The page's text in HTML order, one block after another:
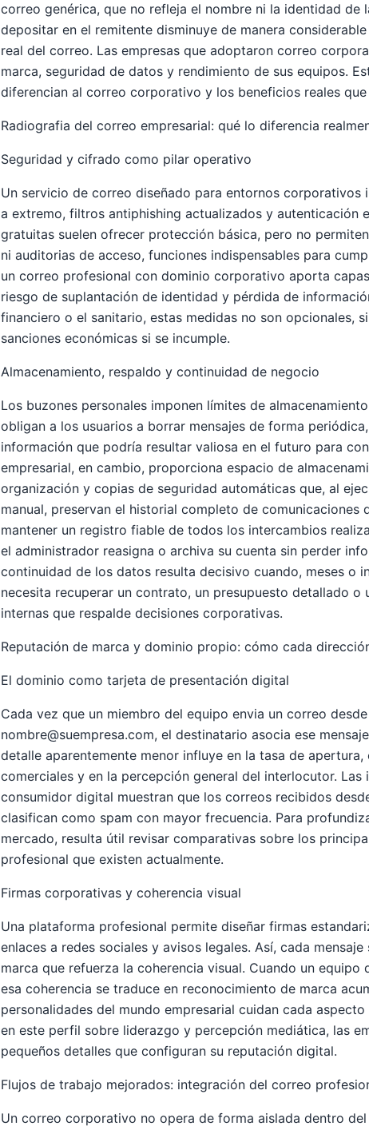
correo genérica, que no refleja el nombre ni la identidad de
depositar en el remitente disminuye de manera
real del correo. Las empresas que adoptaron correo
marca, seguridad de datos y rendimiento de sus equipos.
diferencian al correo corporativo y los beneficios reales
Radiografia del correo empresarial: qué lo diferencia
Seguridad y cifrado como pilar operativo
Un servicio de correo diseñado para entornos
a extremo, filtros antiphishing actualizados y autenticación
gratuitas suelen ofrecer protección básica, pero no
ni auditorias de acceso, funciones indispensables para
un correo profesional con dominio corporativo aporta
riesgo de suplantación de identidad y pérdida de
financiero o el sanitario, estas medidas no son opcionales,
sanciones económicas si se incumple.
Almacenamiento, respaldo y continuidad de negocio
Los buzones personales imponen límites de
obligan a los usuarios a borrar mensajes de forma
información que podría resultar valiosa en el futuro para
empresarial, en cambio, proporciona espacio de
organización y copias de seguridad automáticas que, al
manual, preservan el historial completo de comunicaciones
mantener un registro fiable de todos los intercambios
el administrador reasigna o archiva su cuenta sin perder
continuidad de los datos resulta decisivo cuando, meses o
necesita recuperar un contrato, un presupuesto detallado o
internas que respalde decisiones corporativas.
Reputación de marca y dominio propio: cómo cada
El dominio como tarjeta de presentación digital
Cada vez que un miembro del equipo envia un correo
nombre@suempresa.com, el destinatario asocia ese
detalle aparentemente menor influye en la tasa de
comerciales y en la percepción general del interlocutor.
consumidor digital muestran que los correos recibidos
clasifican como spam con mayor frecuencia. Para
mercado, resulta útil revisar comparativas sobre los
profesional que existen actualmente.
Firmas corporativas y coherencia visual
Una plataforma profesional permite diseñar firmas
enlaces a redes sociales y avisos legales. Así, cada
marca que refuerza la coherencia visual. Cuando un
esa coherencia se traduce en reconocimiento de marca
personalidades del mundo empresarial cuidan cada
en este perfil sobre liderazgo y percepción mediática, las
pequeños detalles que configuran su reputación digital.
Flujos de trabajo mejorados: integración del correo
Un correo corporativo no opera de forma aislada dentro